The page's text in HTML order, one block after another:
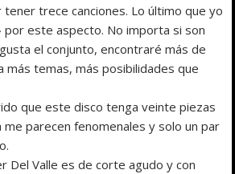
trece canciones. Lo último que yo
por este aspecto. No importa si son
el conjunto, encontraré más de
más temas, más posibilidades que
que este disco tenga veinte piezas
me parecen fenomenales y solo un par
Del Valle es de corte agudo y con